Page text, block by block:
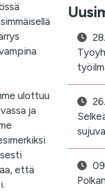
ulottuu
ja
että